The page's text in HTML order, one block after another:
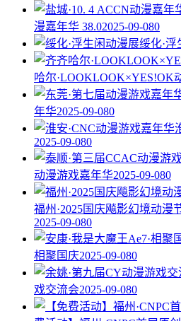
漫嘉年华 38.02025-09-080
绥化·
哈尔·LOOKLOOK×YES!OK
年华2025-09-080
2025-09-080
动漫游戏嘉年华2025-09-080
福州·2025国庆飚影幻境动漫
2025-09-080
相聚国庆2025-09-080
戏交流会2025-09-080